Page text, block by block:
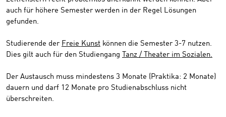
auch für höhere Semester werden in der Regel Lösungen
gefunden.
Studierende der Freie Kunst können die Semester 3-7 nutzen.
Dies gilt auch für den Studiengang Tanz / Theater im Sozialen.
Der Austausch muss mindestens 3 Monate (Praktika: 2 Monate)
dauern und darf 12 Monate pro Studienabschluss nicht
überschreiten.